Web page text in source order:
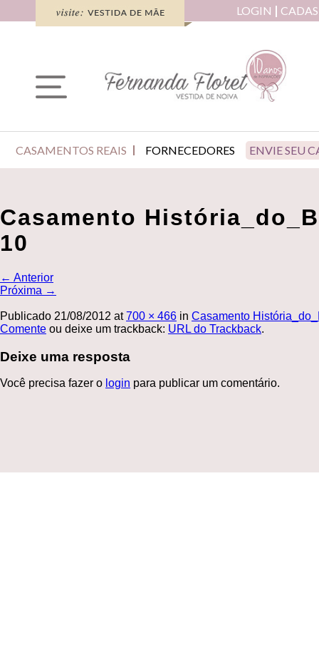
LOGIN
CASAMENTOS REAIS FORNECEDORES ENVIE SEU
Casamento
10
← Anterior
Próxima →
Publicado 21/08/2012 at700 × 466 in Casamento
Comente ou deixe um trackback: URL do Trackback.
Deixe uma resposta
Você precisa fazer o login para publicar um comentário.